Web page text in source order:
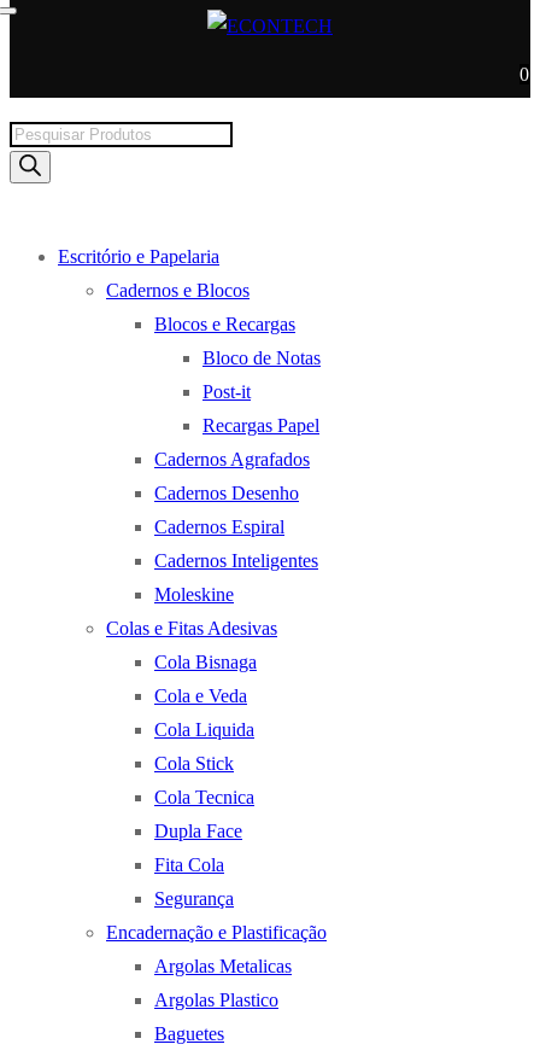
0
Products
search
Escritório e Papelaria
Cadernos e Blocos
Blocos e Recargas
Bloco de Notas
Post-it
Recargas Papel
Cadernos Agrafados
Cadernos Desenho
Cadernos Espiral
Cadernos Inteligentes
Moleskine
Colas e Fitas Adesivas
Cola Bisnaga
Cola e Veda
Cola Liquida
Cola Stick
Cola Tecnica
Dupla Face
Fita Cola
Segurança
Encadernação e Plastificação
Argolas Metalicas
Argolas Plastico
Baguetes